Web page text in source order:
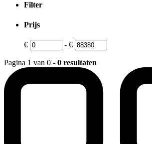
Filter
Prijs
€ - €
Pagina 1 van 0 - 0 resultaten